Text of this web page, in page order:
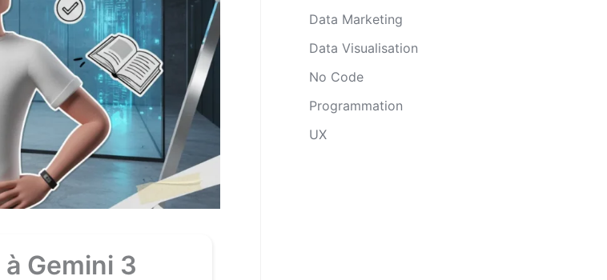
Gemini 3
Data Marketing
Data Visualisation
No Code
Programmation
UX